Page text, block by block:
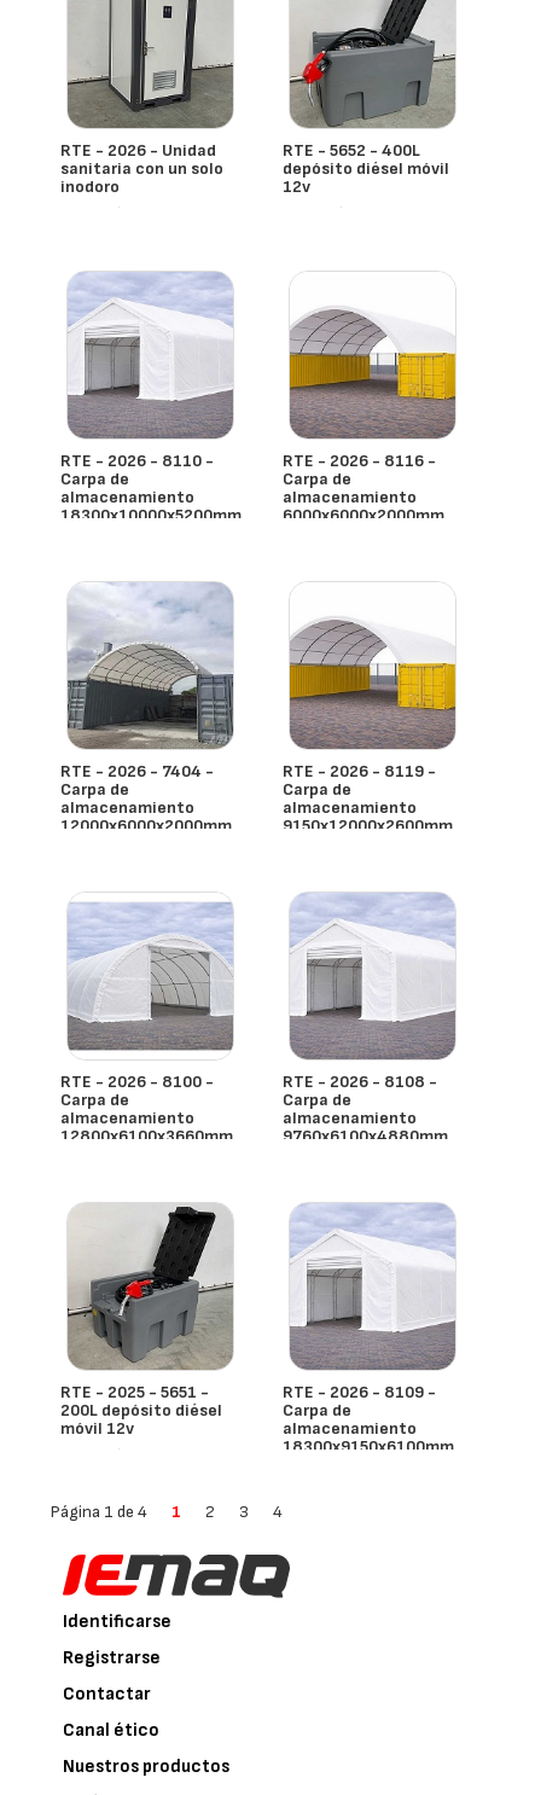
RTE - 2026 - Unidad
sanitaria con un solo
inodoro
- España
RTE - 5652 - 400L
depósito diésel móvil
12v
- España
RTE - 2026 - 8110 -
Carpa de
almacenamiento
18300x10000x5200mm
RTE - 2026 - 8116 -
Carpa de
almacenamiento
6000x6000x2000mm
RTE - 2026 - 7404 -
Carpa de
almacenamiento
12000x6000x2000mm
RTE - 2026 - 8119 -
Carpa de
almacenamiento
9150x12000x2600mm
RTE - 2026 - 8100 -
Carpa de
almacenamiento
12800x6100x3660mm
RTE - 2026 - 8108 -
Carpa de
almacenamiento
9760x6100x4880mm
RTE - 2025 - 5651 -
200L depósito diésel
móvil 12v
- España
RTE - 2026 - 8109 -
Carpa de
almacenamiento
18300x9150x6100mm
Página 1 de 4 1 2 3 4
Identificarse
Registrarse
Contactar
Canal ético
Nuestros productos